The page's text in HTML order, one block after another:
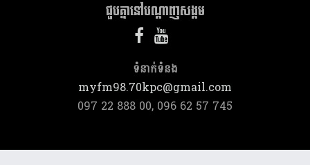
ជួបគ្នានៅបណ្តាញសង្គម
ទំនាក់​ទំនង
myfm98.70kpc@gmail.com
097 22 888 00, 096 62 57 745